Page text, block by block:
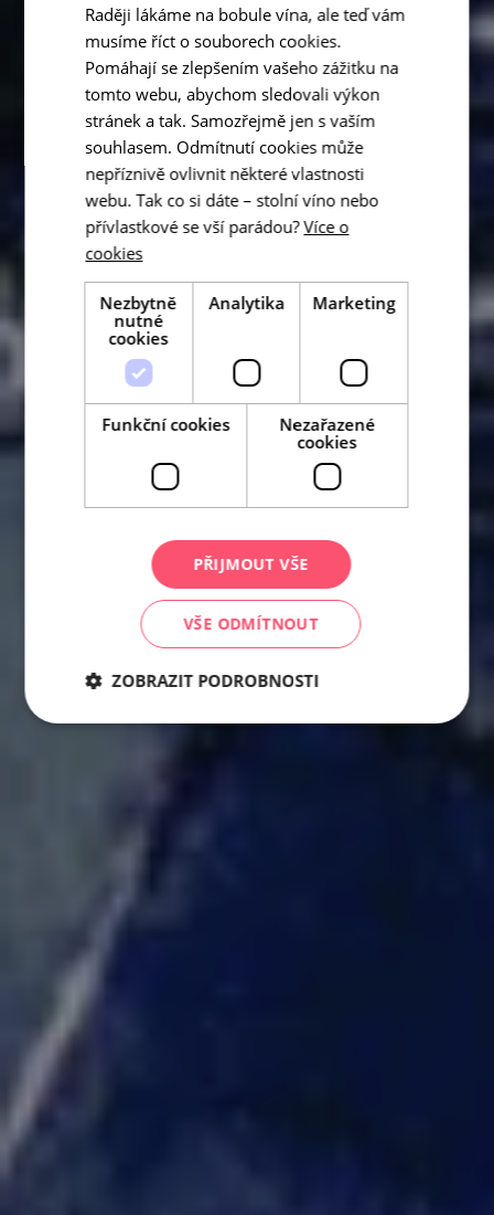
Raději lákáme na bobule vína, ale teď vám
musíme říct o souborech cookies.
Pomáhají se zlepšením vašeho zážitku na
tomto webu, abychom sledovali výkon
stránek a tak. Samozřejmě jen s vaším
souhlasem. Odmítnutí cookies může
nepříznivě ovlivnit některé vlastnosti
webu. Tak co si dáte – stolní víno nebo
přívlastkové se vší parádou?Více o
cookies
Nezbytně
nutné
cookies
Analytika Marketing
Funkční cookies
Nezařazené
cookies
PŘIJMOUT VŠE
VŠE ODMÍTNOUT
ZOBRAZIT PODROBNOSTI